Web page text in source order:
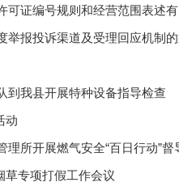
可证编号规则和经营范围表述
举报投诉渠道及受理回应机制
到我县开展特种设备指导检查
动
所开展燃气安全“百日行动”督
草专项打假工作会议